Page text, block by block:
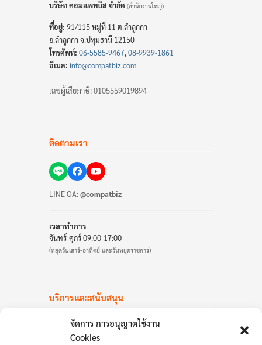
จัดการ การอนุญาตใช้งาน
Cookies
บริษัท คอมแพทบิส จำกัด (สำนักงานใหญ่)
ที่อยู่: 91/115 หมู่ที่ 11 ต.ลำลูกกา
อ.ลำลูกกา จ.ปทุมธานี 12150
โทรศัพท์: 06-5585-9467,08-9939-1861
อีเมล: info@compatbiz.com
เลขผู้เสียภาษี: 0105559019894
ติดตามเรา
LINE OA:@compatbiz
เวลาทำการ
จันทร์-ศุกร์ 09:00-17:00
(หยุดวันเสาร์-อาทิตย์ และวันหยุดราชการ)
บริการและสนับสนุน
บัญชีลูกค้า
แบบฟอร์มสำหรับลูกค้า
คำถามที่พบบ่อย (FAQ)